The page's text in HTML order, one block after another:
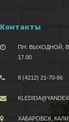
Контакты
ПН: ВЫХОДНОЙ,
17.00
8 (4212) 21-70-66
ХАБАРОВСК,